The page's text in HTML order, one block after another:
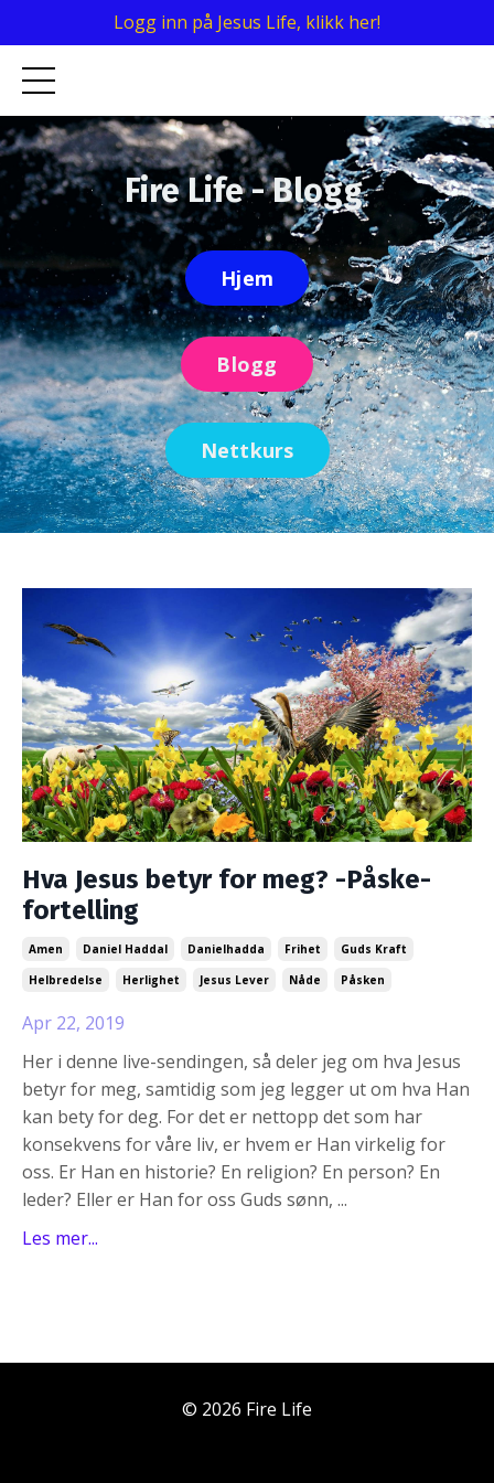
Logg inn på Jesus Life, klikk her!
Fire Life - Blogg
Hjem
Blogg
Nettkurs
Hva Jesus betyr for meg? -Påske-
fortelling
Amen Daniel Haddal Danielhadda Frihet
Guds Kraft
Helbredelse
Herlighet Jesus Lever Nåde Påsken
Apr 22, 2019
Her i denne live-sendingen, så deler jeg om hva Jesus
betyr for meg, samtidig som jeg legger ut om hva Han
kan bety for deg. For det er nettopp det som har
konsekvens for våre liv, er hvem er Han virkelig for
oss. Er Han en historie? En religion? En person? En
leder? Eller er Han for oss Guds sønn, ...
Les mer...
© 2026 Fire Life